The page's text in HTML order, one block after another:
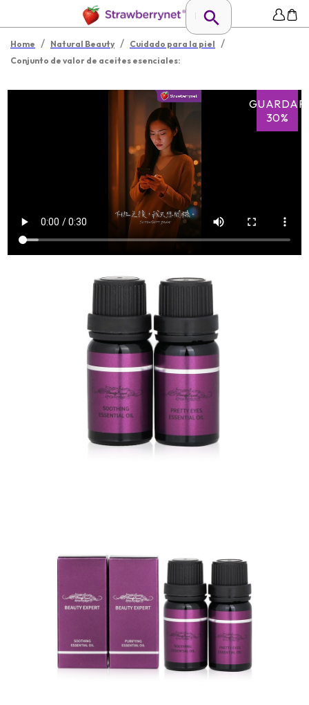
Home / Natural Beauty / Cuidado para la piel /
Conjunto de valor de aceites esenciales:
GUARDAR
30%